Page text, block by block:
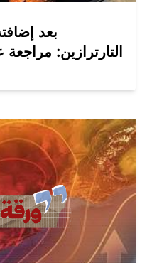
بعد
التارترازين: مراجعة